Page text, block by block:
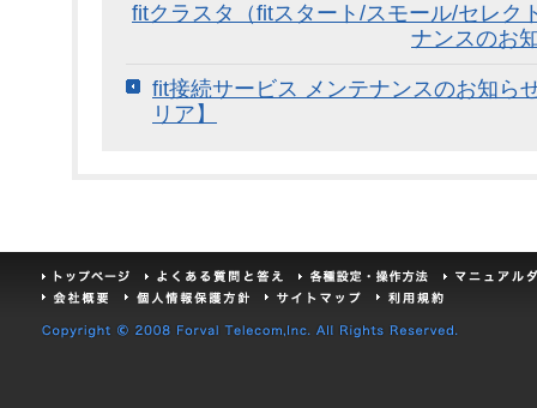
fitクラスタ（fitスタート/スモール/セレク
ナンスのお
fit接続サービス メンテナンスのお知
リア】